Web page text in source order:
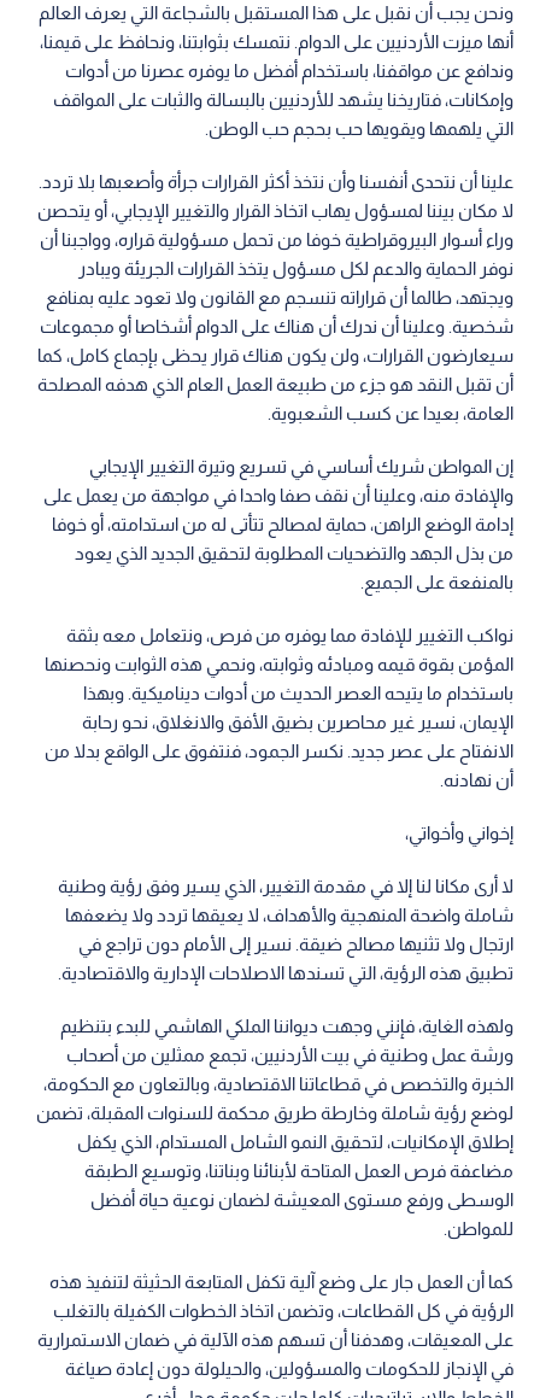
ونحن يجب أن نقبل على هذا المستقبل بالشجاعة التي يعرف العالم
أنها ميزت الأردنيين على الدوام. نتمسك بثوابتنا، ونحافظ على قيمنا،
وندافع عن مواقفنا، باستخدام أفضل ما يوفره عصرنا من أدوات
وإمكانات، فتاريخنا يشهد للأردنيين بالبسالة والثبات على المواقف
التي يلهمها ويقويها حب بحجم حب الوطن.
علينا أن نتحدى أنفسنا وأن نتخذ أكثر القرارات جرأة وأصعبها بلا تردد.
لا مكان بيننا لمسؤول يهاب اتخاذ القرار والتغيير الإيجابي، أو يتحصن
وراء أسوار البيروقراطية خوفا من تحمل مسؤولية قراره، وواجبنا أن
نوفر الحماية والدعم لكل مسؤول يتخذ القرارات الجريئة ويبادر
ويجتهد، طالما أن قراراته تنسجم مع القانون ولا تعود عليه بمنافع
شخصية. وعلينا أن ندرك أن هناك على الدوام أشخاصا أو مجموعات
سيعارضون القرارات، ولن يكون هناك قرار يحظى بإجماع كامل، كما
أن تقبل النقد هو جزء من طبيعة العمل العام الذي هدفه المصلحة
العامة، بعيدا عن كسب الشعبوية.
إن المواطن شريك أساسي في تسريع وتيرة التغيير الإيجابي
والإفادة منه، وعلينا أن نقف صفا واحدا في مواجهة من يعمل على
إدامة الوضع الراهن، حماية لمصالح تتأتى له من استدامته، أو خوفا
من بذل الجهد والتضحيات المطلوبة لتحقيق الجديد الذي يعود
بالمنفعة على الجميع.
نواكب التغيير للإفادة مما يوفره من فرص، ونتعامل معه بثقة
المؤمن بقوة قيمه ومبادئه وثوابته، ونحمي هذه الثوابت ونحصنها
باستخدام ما يتيحه العصر الحديث من أدوات ديناميكية. وبهذا
الإيمان، نسير غير محاصرين بضيق الأفق والانغلاق، نحو رحابة
الانفتاح على عصر جديد. نكسر الجمود، فنتفوق على الواقع بدلا من
أن نهادنه.
إخواني وأخواتي،
لا أرى مكانا لنا إلا في مقدمة التغيير، الذي يسير وفق رؤية وطنية
شاملة واضحة المنهجية والأهداف، لا يعيقها تردد ولا يضعفها
ارتجال ولا تثنيها مصالح ضيقة. نسير إلى الأمام دون تراجع في
تطبيق هذه الرؤية، التي تسندها الاصلاحات الإدارية والاقتصادية.
ولهذه الغاية، فإنني وجهت ديواننا الملكي الهاشمي للبدء بتنظيم
ورشة عمل وطنية في بيت الأردنيين، تجمع ممثلين من أصحاب
الخبرة والتخصص في قطاعاتنا الاقتصادية، وبالتعاون مع الحكومة،
لوضع رؤية شاملة وخارطة طريق محكمة للسنوات المقبلة، تضمن
إطلاق الإمكانيات، لتحقيق النمو الشامل المستدام، الذي يكفل
مضاعفة فرص العمل المتاحة لأبنائنا وبناتنا، وتوسيع الطبقة
الوسطى ورفع مستوى المعيشة لضمان نوعية حياة أفضل
للمواطن.
كما أن العمل جار على وضع آلية تكفل المتابعة الحثيثة لتنفيذ هذه
الرؤية في كل القطاعات، وتضمن اتخاذ الخطوات الكفيلة بالتغلب
على المعيقات، وهدفنا أن تسهم هذه الآلية في ضمان الاستمرارية
في الإنجاز للحكومات والمسؤولين، والحيلولة دون إعادة صياغة